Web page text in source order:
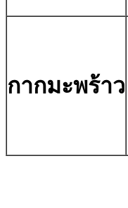
กากมะพร้าว